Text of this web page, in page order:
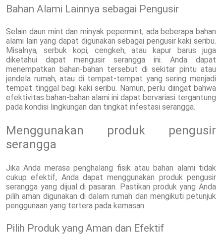
Bahan Alami Lainnya sebagai Pengusir
Selain daun mint dan minyak pepermint, ada beberapa bahan
alami lain yang dapat digunakan sebagai pengusir kaki seribu.
Misalnya, serbuk kopi, cengkeh, atau kapur barus juga
diketahui dapat mengusir serangga ini. Anda dapat
menempatkan bahan-bahan tersebut di sekitar pintu atau
jendela rumah, atau di tempat-tempat yang sering menjadi
tempat tinggal bagi kaki seribu. Namun, perlu diingat bahwa
efektivitas bahan-bahan alami ini dapat bervariasi tergantung
pada kondisi lingkungan dan tingkat infestasi serangga.
Menggunakan produk pengusir
serangga
Jika Anda merasa penghalang fisik atau bahan alami tidak
cukup efektif, Anda dapat menggunakan produk pengusir
serangga yang dijual di pasaran. Pastikan produk yang Anda
pilih aman digunakan di dalam rumah dan mengikuti petunjuk
penggunaan yang tertera pada kemasan.
Pilih Produk yang Aman dan Efektif